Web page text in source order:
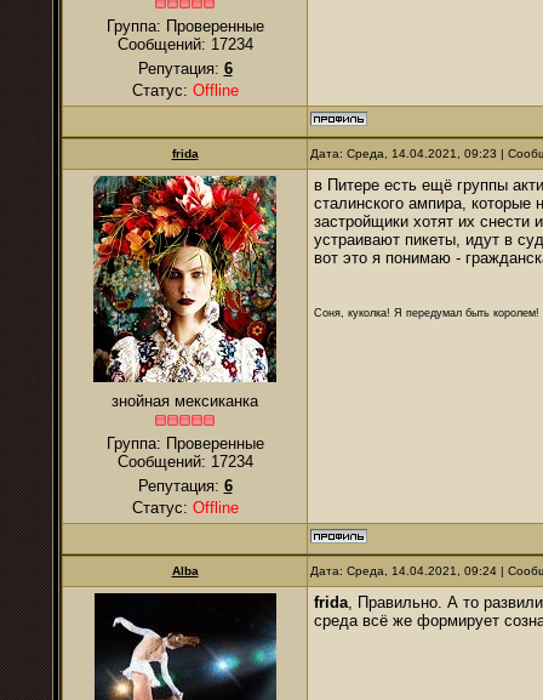
Группа: Проверенные
Сообщений: 17234
Репутация: 6
Статус: Offline
frida Дата: Среда, 14.04.2021, 09:23 |
знойная мексиканка
Группа: Проверенные
Сообщений: 17234
Репутация: 6
Статус: Offline
в Питере есть ещё группы
сталинского ампира, которые
застройщики хотят их снести
устраивают пикеты, идут в
вот это я понимаю -
Соня, куколка! Я передумал быть
Alba Дата: Среда, 14.04.2021, 09:24 |
frida, Правильно. А то
среда всё же формирует